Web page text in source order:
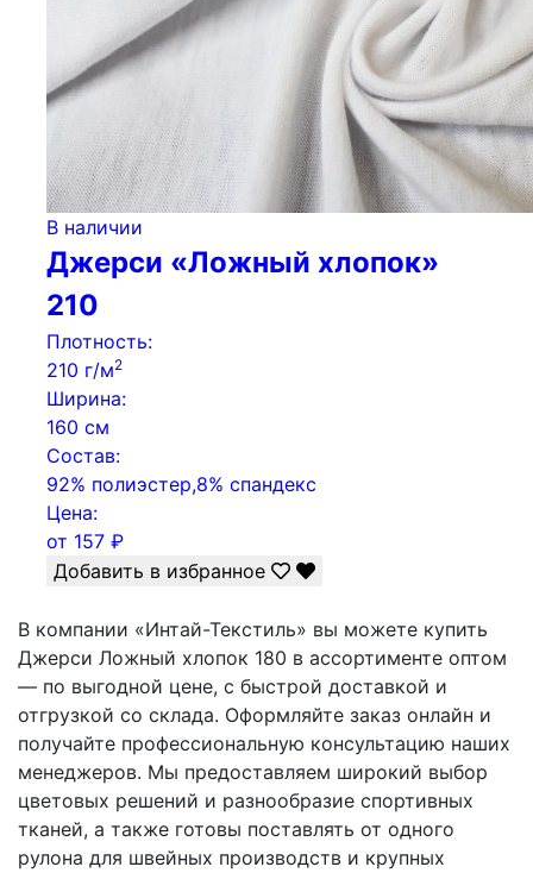
В наличии
Джерси «Ложный хлопок»
210
Плотность:
210 г/м2
Ширина:
160 см
Состав:
92% полиэстер,8% спандекс
Цена:
от 157 ₽
Добавить в избранное
В компании «Интай-Текстиль» вы можете купить
Джерси Ложный хлопок 180 в ассортименте оптом
— по выгодной цене, с быстрой доставкой и
отгрузкой со склада. Оформляйте заказ онлайн и
получайте профессиональную консультацию наших
менеджеров. Мы предоставляем широкий выбор
цветовых решений и разнообразие спортивных
тканей, а также готовы поставлять от одного
рулона для швейных производств и крупных